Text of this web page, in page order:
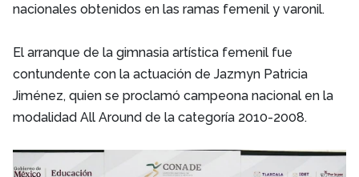
nacionales obtenidos en las ramas femenil y varonil.
El arranque de la gimnasia artística femenil fue
contundente con la actuación de Jazmyn Patricia
Jiménez, quien se proclamó campeona nacional en la
modalidad All Around de la categoría 2010-2008.